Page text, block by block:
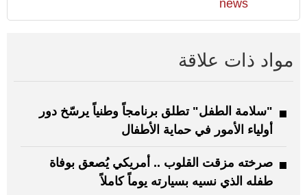
news
مواد ذات علاقة
"سلامة الطفل" تطلق برنامجاً وطنياً يرسّخ دور
أولياء الأمور في حماية الأطفال
صرخته مزقت القلوب .. أمريكي يُصعق بوفاة
طفله الذي نسيه بسيارته يوماً كاملاً